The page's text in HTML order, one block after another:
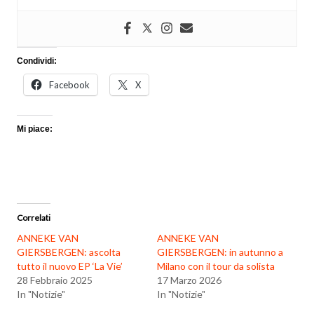
Condividi:
Facebook X
Mi piace:
Correlati
ANNEKE VAN
GIERSBERGEN: ascolta
tutto il nuovo EP ‘La Vie’
28 Febbraio 2025
In "Notizie"
ANNEKE VAN
GIERSBERGEN: in autunno a
Milano con il tour da solista
17 Marzo 2026
In "Notizie"